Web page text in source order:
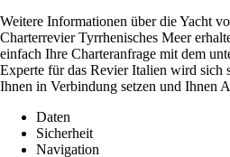
Weitere Informationen über die Yacht
Charterrevier Tyrrhenisches Meer
einfach Ihre Charteranfrage mit dem
Experte für das Revier Italien wird sich
Ihnen in Verbindung setzen und Ihnen
Daten
Sicherheit
Navigation